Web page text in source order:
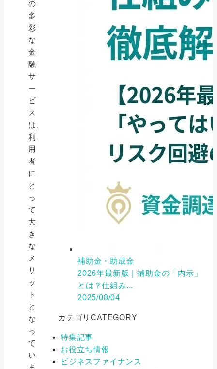
の
多
彩
な
金
融
サ
ー
ビ
ス
は、
利
用
者
に
と
っ
て
大
き
な
メ
リ
ッ
ト
と
な
っ
て
い
ま
補助金・助成金
2026年最新版｜補助金の「内示」
とは？仕組み...
2025/08/04
カテゴリCATEGORY
特集記事
お役立ち情報
ビジネスファイナンス